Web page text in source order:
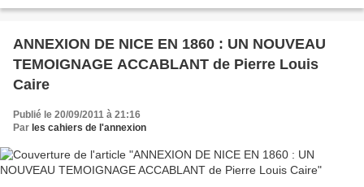
ANNEXION DE NICE EN 1860 : UN NOUVEAU
TEMOIGNAGE ACCABLANT de Pierre Louis
Caire
Publié le 20/09/2011 à 21:16
Par les cahiers de l'annexion